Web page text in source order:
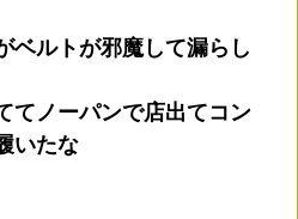
ベルトが邪魔して漏らし
てノーパンで店出てコン
いたな